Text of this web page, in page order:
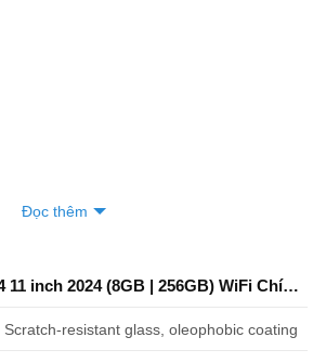
Đọc thêm
Cấu hình iPad Pro M4 11 inch 2024 (8GB | 256GB) WiFi Chính Hãng Apple
Scratch-resistant glass, oleophobic coating